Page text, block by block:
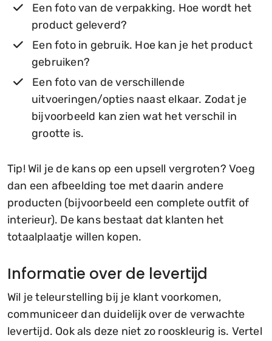
Een foto van de verpakking. Hoe wordt het
product geleverd?
Een foto in gebruik. Hoe kan je het product
gebruiken?
Een foto van de verschillende
uitvoeringen/opties naast elkaar. Zodat je
bijvoorbeeld kan zien wat het verschil in
grootte is.
Tip! Wil je de kans op een upsell vergroten? Voeg
dan een afbeelding toe met daarin andere
producten (bijvoorbeeld een complete outfit of
interieur). De kans bestaat dat klanten het
totaalplaatje willen kopen.
Informatie over de levertijd
Wil je teleurstelling bij je klant voorkomen,
communiceer dan duidelijk over de verwachte
levertijd. Ook als deze niet zo rooskleurig is. Vertel